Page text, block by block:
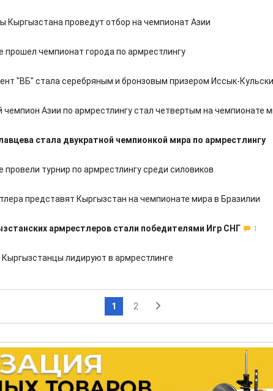
Кыргызстана проведут отбор на чемпионат Азии
прошел чемпионат города по армрестлингу
"ВБ" стала серебряным и бронзовым призером Иссык-
Азии по армрестлингу стал четвертым на чемпионате
стала двукратной чемпионкой мира по армрестлингу
провели турнир по армрестлингу среди силовиков
представят Кыргызстан на чемпионате мира в Бразилии
армрестлеров стали победителями Игр СНГ 1
Кыргызстанцы лидируют в армрестлинге
1 2